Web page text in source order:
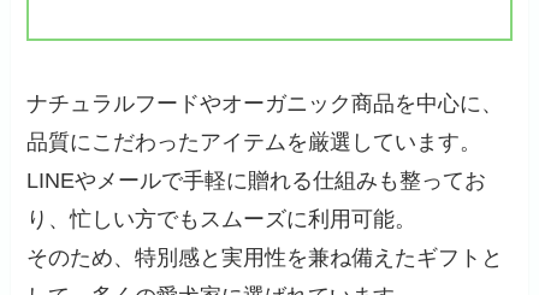
ナチュラルフードやオーガニック商品を中心に、
品質にこだわったアイテムを厳選しています。
LINEやメールで手軽に贈れる仕組みも整ってお
り、忙しい方でもスムーズに利用可能。
そのため、特別感と実用性を兼ね備えたギフトと